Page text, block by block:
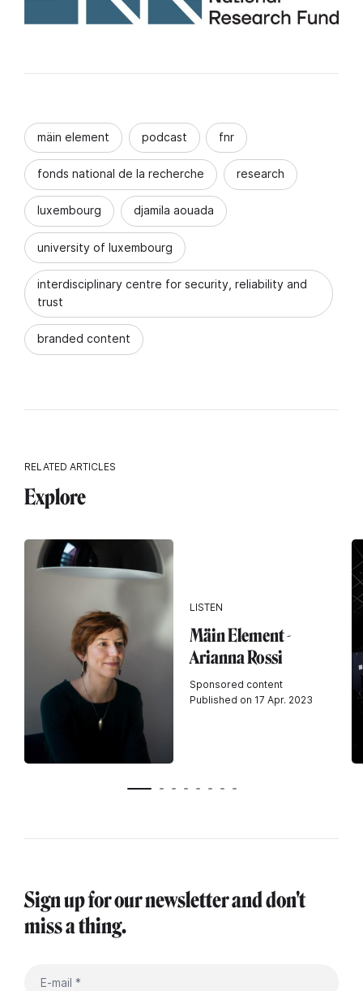
mäin element podcast fnr
fonds national de la recherche research
luxembourg djamila aouada
university of luxembourg
interdisciplinary centre for security, reliability and
trust
branded content
RELATED ARTICLES
Explore
LISTEN
Mäin Element -
Arianna Rossi
Sponsored content
Published on 17 Apr. 2023
Sign up for our newsletter and don't
miss a thing.